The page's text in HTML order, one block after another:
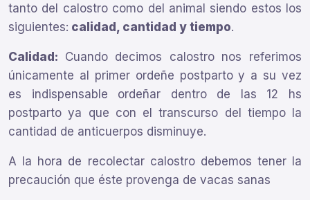
tanto del calostro como del animal siendo estos los
siguientes: calidad, cantidad y tiempo.
Calidad: Cuando decimos calostro nos referimos
únicamente al primer ordeñe postparto y a su vez
es indispensable ordeñar dentro de las 12 hs
postparto ya que con el transcurso del tiempo la
cantidad de anticuerpos disminuye.
A la hora de recolectar calostro debemos tener la
precaución que éste provenga de vacas sanas